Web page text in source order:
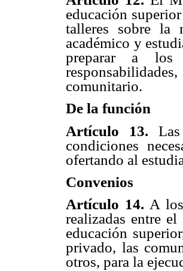
educación
talleres sobre la
académico y
preparar a los
comunitario.
De la función
Artículo 13.
condiciones
ofertando al
Convenios
Artículo 14. A
realizadas entre
educación
privado, las
otros, para la